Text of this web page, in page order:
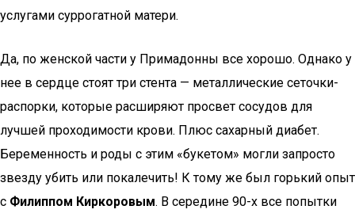
услугами суррогатной матери.
Да, по женской части у Примадонны все хорошо. Однако у
нее в сердце стоят три стента — металлические сеточки-
распорки, которые расширяют просвет сосудов для
лучшей проходимости крови. Плюс сахарный диабет.
Беременность и роды с этим «букетом» могли запросто
звезду убить или покалечить! К тому же был горький опыт
с Филиппом Киркоровым. В середине 90-х все попытки